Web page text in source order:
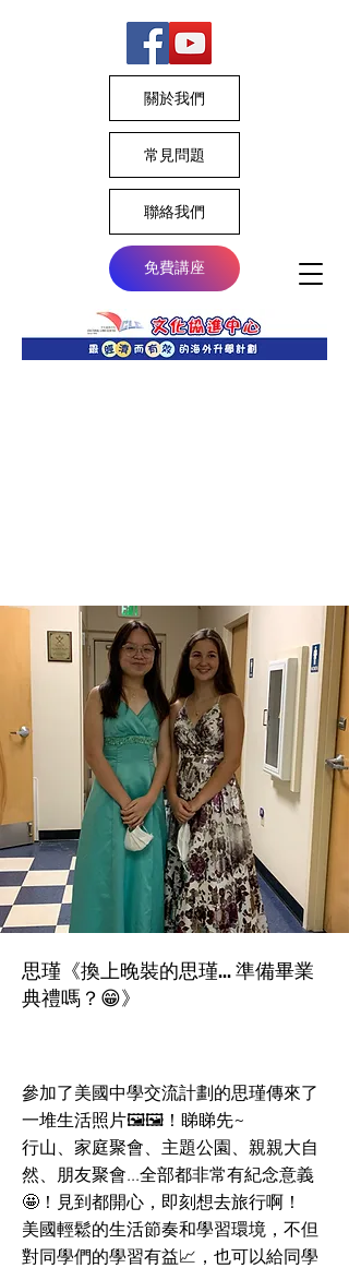
關於我們
常見問題
聯絡我們
免費講座
思瑾《換上晚裝的思瑾... 準備畢業
典禮嗎？😁》
參加了美國中學交流計劃的思瑾傳來了
一堆生活照片🖼🖼！睇睇先~
行山、家庭聚會、主題公園、親親大自
然、朋友聚會...全部都非常有紀念意義
🤩！見到都開心，即刻想去旅行啊！
美國輕鬆的生活節奏和學習環境，不但
對同學們的學習有益📈，也可以給同學